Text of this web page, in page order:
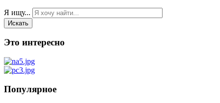
Я ищу...
Искать
Это интересно
Популярное